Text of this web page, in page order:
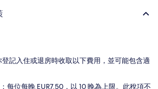
記入住或退房時收取以下費用，並可能包含適
每位每晚 EUR7.50，以 10 晚為上限。此稅項不